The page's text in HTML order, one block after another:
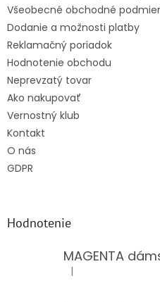
Všeobecné obchodné
Dodanie a možnosti platby
Reklamačný poriadok
Hodnotenie obchodu
Neprevzatý tovar
Ako nakupovať
Vernostný klub
Kontakt
O nás
GDPR
Hodnotenie
MAGENTA
Hodnotenie
|